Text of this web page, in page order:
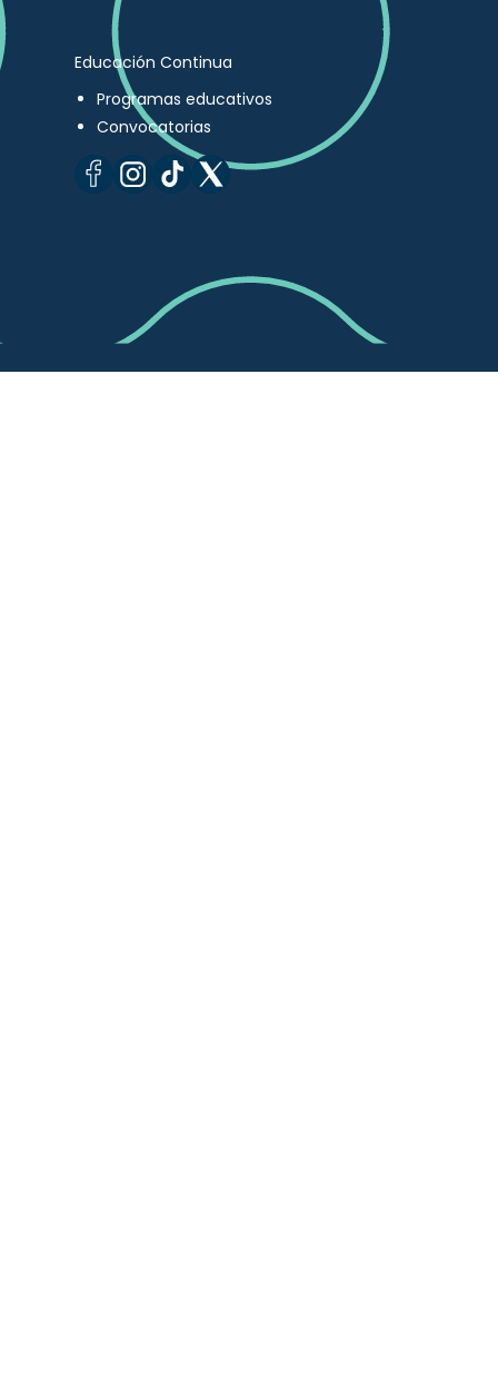
Educación Continua
Programas educativos
Convocatorias